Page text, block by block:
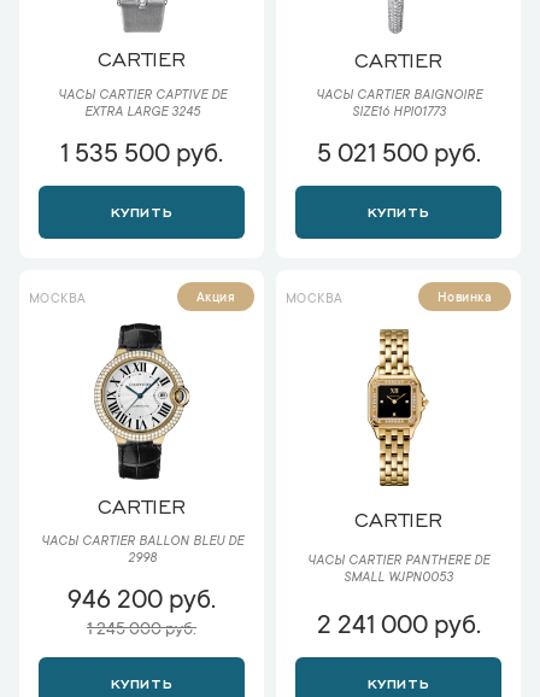
CARTIER
ЧАСЫ CARTIER CAPTIVE DE
EXTRA LARGE 3245
1 535 500 руб.
КУПИТЬ
CARTIER
ЧАСЫ CARTIER BAIGNOIRE
SIZE16 HPI01773
5 021 500 руб.
КУПИТЬ
МОСКВА Акция
CARTIER
ЧАСЫ CARTIER BALLON BLEU DE
2998
946 200 руб.
1 245 000 руб.
КУПИТЬ
МОСКВА Новинка
CARTIER
ЧАСЫ CARTIER PANTHERE DE
SMALL WJPN0053
2 241 000 руб.
КУПИТЬ